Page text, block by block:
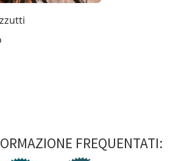
FREQUENTATI: